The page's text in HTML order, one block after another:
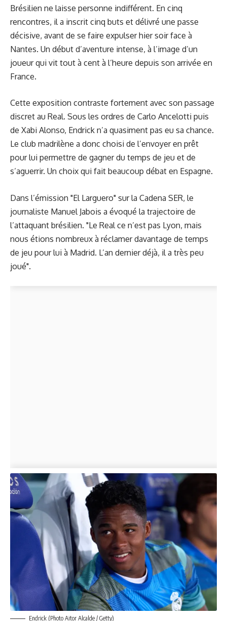
Brésilien ne laisse personne indifférent. En cinq
rencontres, il a inscrit cinq buts et délivré une passe
décisive, avant de se faire expulser hier soirface à
Nantes. Un début d’aventure intense, à l’image d’un
joueur qui vit tout à cent à l’heure depuis son arrivée en
France.
Cette exposition contraste fortement avec son passage
discret au Real. Sous les ordres de Carlo Ancelotti puis
de Xabi Alonso, Endrick n’a quasiment pas eu sa chance.
Le club madrilène a donc choisi de l’envoyer en prêt
pour lui permettre de gagner du temps de jeu et de
s’aguerrir. Un choix qui fait beaucoup débat en Espagne.
Dans l’émission "El Larguero" sur la Cadena SER, le
journaliste Manuel Jabois a évoqué la trajectoire de
l’attaquant brésilien. "Le Real ce n’est pas Lyon, mais
nous étions nombreux à réclamer davantage de temps
de jeu pour lui à Madrid. L’an dernier déjà, il a très peu
joué".
Endrick (Photo Aitor Alcalde / Getty)